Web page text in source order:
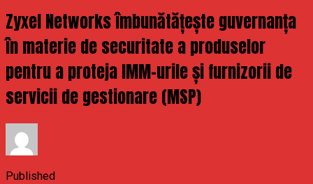
Zyxel Networks îmbunătățește guvernanța
în materie de securitate a produselor
pentru a proteja IMM-urile și furnizorii de
servicii de gestionare (MSP)
Published